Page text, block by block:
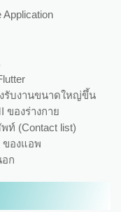
งรับงานขนาดใหญ่ขึ้น
ของร่างกาย
ท์ (Contact list)
ของแอพ
ก